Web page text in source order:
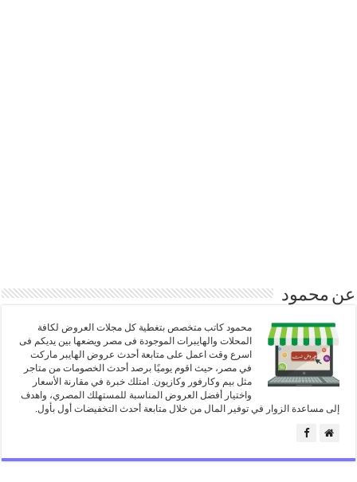
عن محمود
محمود كاتب متخصص بتغطية كل مجلات العروض لكافة
المحلات والهايبرات الموجودة فى مصر ويضعها بين يديكم فى
اسرع وقت اعمل على متابعة أحدث عروض الهايبر ماركت
في مصر، حيث اقوم يوميًا برصد أحدث الخصومات من متاجر
مثل بيم وكارفور وكازيون. امتلك خبرة في مقارنة الأسعار
واختيار أفضل العروض المناسبة للمستهلك المصري، واهدف
إلى مساعدة الزوار في توفير المال من خلال متابعة أحدث التخفيضات أول بأول.